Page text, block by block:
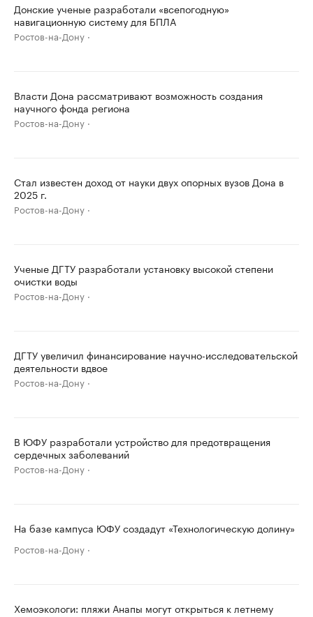
Донские ученые разработали «всепогодную»
навигационную систему для БПЛА
Ростов-на-Дону
Власти Дона рассматривают возможность создания
научного фонда региона
Ростов-на-Дону
Стал известен доход от науки двух опорных вузов Дона в
2025 г.
Ростов-на-Дону
Ученые ДГТУ разработали установку высокой степени
очистки воды
Ростов-на-Дону
ДГТУ увеличил финансирование научно-исследовательской
деятельности вдвое
Ростов-на-Дону
В ЮФУ разработали устройство для предотвращения
сердечных заболеваний
Ростов-на-Дону
На базе кампуса ЮФУ создадут «Технологическую долину»
Ростов-на-Дону
Хемоэкологи: пляжи Анапы могут открыться к летнему